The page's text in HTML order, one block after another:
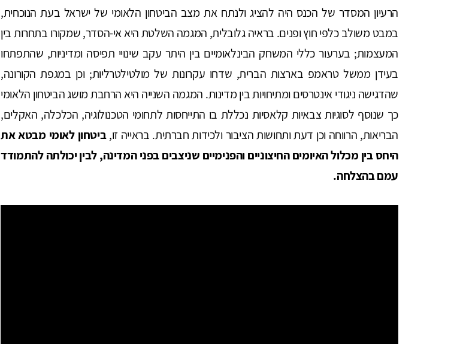
הרעיון המסדר של הכנס היה להציג ולנתח את מצב הביטחון הלאומי של ישראל בעת הנוכחית,
במבט משולב כלפי חוץ ופנים. בראיה גלובלית, המגמה השלטת היא אי-הסדר, שמקורו בתחרות בין
המעצמות; בערעור כללי המשחק הבינלאומיים בין היתר עקב שינויי תפיסה ומדיניות, שהתפתחו
בעידן ממשל טראמפ בארצות הברית, שדחו עקרונות של מולטילטרליות; וכן במגפת הקורונה,
שהדגישה ניגודי אינטרסים ומתיחויות בין מדינות. המגמה השנייה היא הרחבת מושג הביטחון הלאומי
כך שנוסף לסוגיות צבאיות קלאסיות נכללת בו התייחסות לתחומי הטכנולוגיה, הכלכלה, האקלים,
הבריאות, הרווחה וכן דעת ותחושות הציבור ולכידות חברתית. בראייה זו,ביטחון לאומי מבטא את
היחס בין מכלול האיומים החיצוניים והפנימיים שניצבים בפני המדינה, לבין יכולתה להתמודד
עמם בהצלחה.